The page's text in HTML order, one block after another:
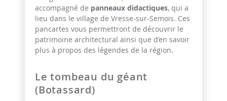
accompagné de panneaux didactiques, qui a
lieu dans le village de Vresse-sur-Semois. Ces
pancartes vous permettront de découvrir le
patrimoine architectural ainsi que d’en savoir
plus à propos des légendes de la région.
Le tombeau du géant
(Botassard)